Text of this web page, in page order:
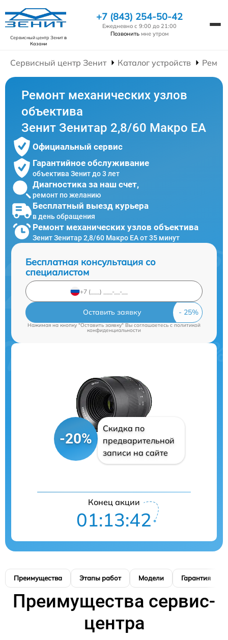
Сервисный центр Зенитв
Казани
+7 (843) 254-50-42
Ежедневно с 9:00 до 21:00
Позвонить мне утром
Сервисный центр Зенит Каталог устройств
Ремонт механических узлов
объектива
Зенит Зенитар 2,8/60 Макро ЕА
Официальный сервис
Гарантийное обслуживание
объектива Зенит до 3 лет
Диагностика за наш счет,
ремонт по желанию
Бесплатный выезд курьера
в день обращения
Ремонт механических узлов объектива
Зенит Зенитар 2,8/60 Макро ЕА от 35 минут
Бесплатная консультация со
специалистом
Оставить заявку
Нажимая на кнопку "Оставить заявку" Вы соглашаетесь cполитикой
конфиденциальности
-20%
Скидка по
предварительной
записи на сайте
Конец акции
01:13:41
Преимущества Этапы работ Модели Гарантия
Преимущества сервис-
центра